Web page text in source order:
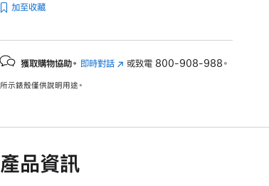
加至收藏
獲取購物協助。 即時對話 (以 或致電 800-908-988。
所示錶殼僅供說明用途。
產品資訊